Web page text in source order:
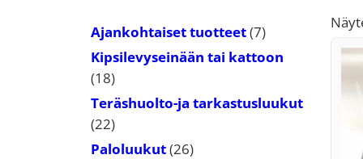
Ajankohtaiset tuotteet 77
tuotetta
Kipsilevyseinään tai kattoon
1818
tuotetta
Teräshuolto-ja tarkastusluukut
2222
tuotetta
Paloluukut 2626